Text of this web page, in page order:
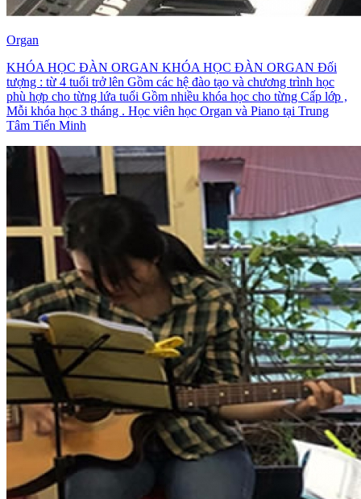
Organ
KHÓA HỌC ĐÀN ORGAN KHÓA HỌC ĐÀN ORGAN Đối
tượng : từ 4 tuổi trở lên Gồm các hệ đào tạo và chương trình học
phù hợp cho từng lứa tuổi Gồm nhiều khóa học cho từng Cấp lớp ,
Mỗi khóa học 3 tháng . Học viên học Organ và Piano tại Trung
Tâm Tiến Minh